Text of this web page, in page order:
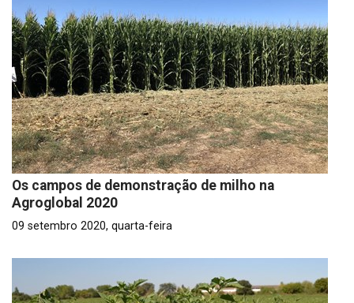
Os campos de demonstração de milho na
Agroglobal 2020
09 setembro 2020, quarta-feira